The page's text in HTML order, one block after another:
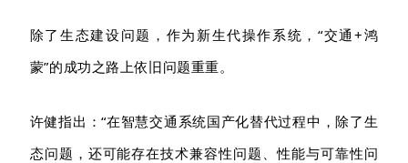
除了生态建设问题，作为新生代操作系统，“交通+鸿
蒙”的成功之路上依旧问题重重。
许健指出：“在智慧交通系统国产化替代过程中 ，除了生
态问题，还可能存在技术兼容性问题、性能与可靠性问